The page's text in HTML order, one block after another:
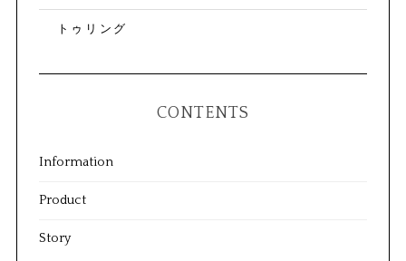
トゥリング
CONTENTS
Information
Product
Story